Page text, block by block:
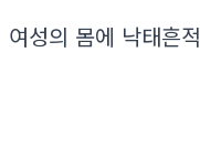
여성의 몸에 낙태흔